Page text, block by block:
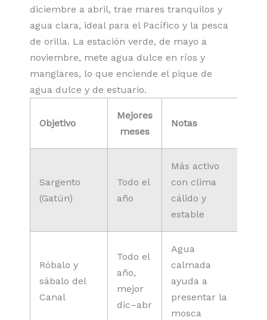
diciembre a abril, trae mares tranquilos y
agua clara, ideal para el Pacífico y la pesca
de orilla. La estación verde, de mayo a
noviembre, mete agua dulce en ríos y
manglares, lo que enciende el pique de
agua dulce y de estuario.
Objetivo
Mejores
meses
Notas
Sargento
(Gatún)
Todo el
año
Más activo
con clima
cálido y
estable
Róbalo y
sábalo del
Canal
Todo el
año,
mejor
dic–abr
Agua
calmada
ayuda a
presentar la
mosca